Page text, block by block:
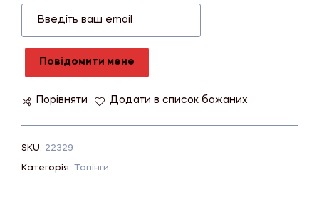
Повідомити мене
Порівняти Додати в список бажаних
SKU: 22329
Категорія: Топінги